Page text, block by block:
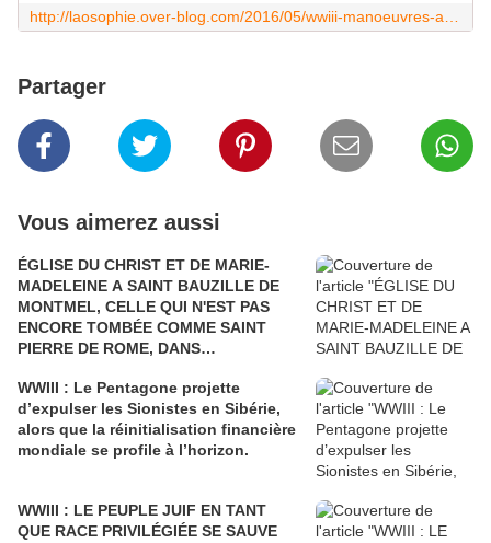
Partager
Vous aimerez aussi
ÉGLISE DU CHRIST ET DE MARIE-
MADELEINE A SAINT BAUZILLE DE
MONTMEL, CELLE QUI N'EST PAS
ENCORE TOMBÉE COMME SAINT
PIERRE DE ROME, DANS
PRIONS INSTAMMENT LE PRÉSIDENT
POUTINE DE LA GRANDE ET SAINTE
RUSSIE DE LA SAUVER.
WWIII : Le Pentagone projette
d’expulser les Sionistes en Sibérie,
alors que la réinitialisation financière
mondiale se profile à l’horizon.
WWIII : LE PEUPLE JUIF EN TANT
QUE RACE PRIVILÉGIÉE SE SAUVE